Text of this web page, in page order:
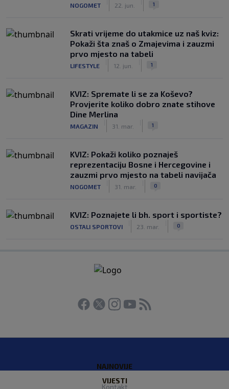
NOGOMET 22. jun. 1
Skrati vrijeme do utakmice uz naš kviz:
Pokaži šta znaš o Zmajevima i zauzmi
prvo mjesto na tabeli
LIFESTYLE 12. jun. 1
KVIZ: Spremate li se za Koševo?
Provjerite koliko dobro znate stihove
Dine Merlina
MAGAZIN 31. mar. 1
KVIZ: Pokaži koliko poznaješ
reprezentaciju Bosne i Hercegovine i
zauzmi prvo mjesto na tabeli navijača
NOGOMET 31. mar. 0
KVIZ: Poznajete li bh. sport i sportiste?
OSTALI SPORTOVI 23. mar. 0
NAJNOVIJE
VIJESTI
Kontakt